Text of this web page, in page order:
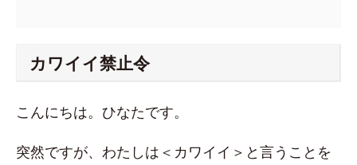
カワイイ禁止令
こんにちは。ひなたです。
突然ですが、わたしは＜カワイイ＞と言うことを